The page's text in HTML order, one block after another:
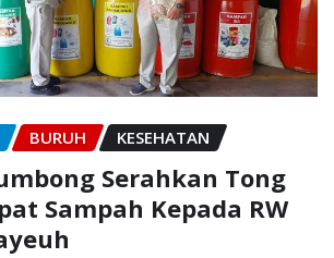
BURUH KESEHATAN
Serahkan Tong
Sampah Kepada RW